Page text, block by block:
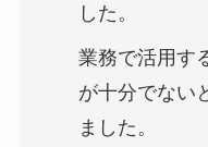
した。
業務で活用す
が十分でない
ました。